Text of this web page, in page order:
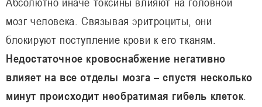
мозг человека. Связывая эритроциты, они
блокируют поступление крови к его тканям.
Недостаточное кровоснабжение негативно
влияет на все отделы мозга – спустя несколько
минут происходит необратимая гибель клеток